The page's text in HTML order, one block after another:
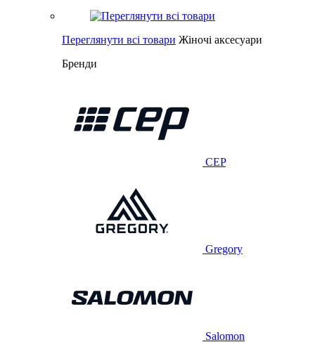
Переглянути всі товари Жіночі аксесуари
Бренди
CEP
Gregory
Salomon